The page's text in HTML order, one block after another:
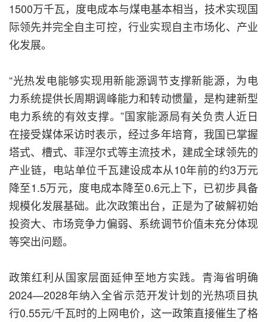
1500万千瓦，度电成本与煤电基本相当，技术实现国
际领先并完全自主可控，行业实现自主市场化、产业
化发展。
“光热发电能够实现用新能源调节支撑新能源，为电
力系统提供长周期调峰能力和转动惯量，是构建新型
电力系统的有效支撑。”国家能源局有关负责人近日
在接受媒体采访时表示，经过多年培育，我国已掌握
塔式、槽式、菲涅尔式等主流技术，建成全球领先的
产业链，电站单位千瓦建设成本从10年前的约3万元
降至1.5万元，度电成本降至0.6元上下，已初步具备
规模化发展基础。此次政策出台，正是为了破解初始
投资大、市场竞争力偏弱、系统调节价值未充分体现
等突出问题。
政策红利从国家层面延伸至地方实践。青海省明确
2024—2028年纳入全省示范开发计划的光热项目执
行0.55元/千瓦时的上网电价，这一政策直接催生了格